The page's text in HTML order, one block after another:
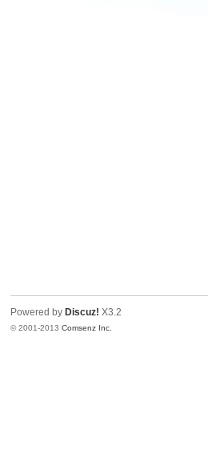
Powered by Discuz! X3.2
© 2001-2013Comsenz Inc.